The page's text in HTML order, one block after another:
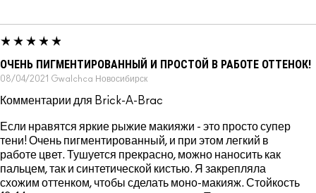
ОЧЕНЬ ПИГМЕНТИРОВАННЫЙ И ПРОСТОЙ В РАБОТЕ ОТТЕНОК!
08/04/2021 Gwalchca Новосибирск
Комментарии для Brick-A-Brac
Если нравятся яркие рыжие макияжи - это просто супер
тени! Очень пигментированный, и при этом легкий в
работе цвет. Тушуется прекрасно, можно наносить как
пальцем, так и синтетической кистью. Я закрепляла
схожим оттенком, чтобы сделать моно-макияж. Стойкость